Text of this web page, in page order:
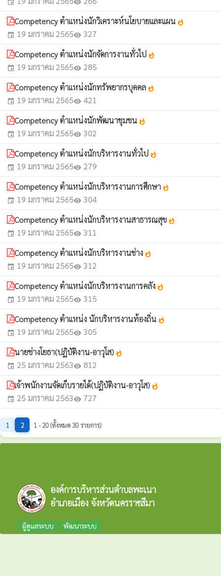
event
visibility
Competency ตำแหน่งนักวิเคราะห์นโยบายและแผน whatshot
event 19 มกราคม 2565visibility 327
Competency ตำแหน่งนักจัดการงานทั่วไป whatshot
event 19 มกราคม 2565visibility 285
Competency ตำแหน่งนักทรัพยากรบุคคล whatshot
event 19 มกราคม 2565visibility 421
Competency ตำแหน่งนักพัฒนาชุมชน whatshot
event 19 มกราคม 2565visibility 302
Competency ตำแหน่งนักบริหารงานทั่วไป whatshot
event 19 มกราคม 2565visibility 279
Competency ตำแหน่งนักบริหารงานการศึกษา whatshot
event 19 มกราคม 2565visibility 304
Competency ตำแหน่งนักบริหารงานสาธารณสุข whatshot
event 19 มกราคม 2565visibility 311
Competency ตำแหน่งนักบริหารงานช่าง whatshot
event 19 มกราคม 2565visibility 312
Competency ตำแหน่งนักบริหารงานการคลัง whatshot
event 19 มกราคม 2565visibility 315
Competency ตำแหน่ง นักบริหารงานท้องถิ่น whatshot
event 19 มกราคม 2565visibility 305
นายช่างโยธา(ปฏิบัติงาน-อาวุโส) whatshot
event 25 มกราคม 2563visibility 812
เจ้าพนักงานจัดเก็บรายได้(ปฏิบัติงาน-อาวุโส) whatshot
event 25 มกราคม 2563visibility 727
1 2 1 - 20 (ทั้งหมด 30 รายการ)
องค์การบริหารส่วนตำบลพะเนา
อำเภอเมือง จังหวัดนครราชสีมา
ผู้ดูแลระบบ พัฒนาระบบ